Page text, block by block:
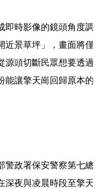
即時影像的鏡頭角度調
近景草坪」，畫面將僅
源頭切斷民眾想要透過
能讓擎天崗回歸原本的
警政署保安警察第七總
深夜與凌晨時段至擎天